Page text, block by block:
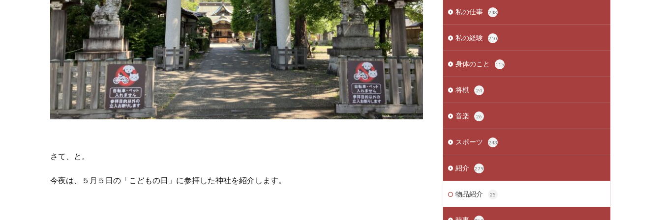
さて、と。
今夜は、５月５日の「こどもの日」に参拝した神社を紹介します。
私の仕事 248
私の経験 210
身体のこと 115
将棋 24
音楽 26
スポーツ 243
紹介 279
物品紹介 25